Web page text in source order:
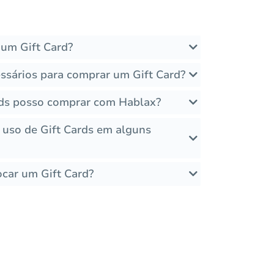
Gift Card?
para comprar um Gift Card?
posso comprar com Hablax?
de Gift Cards em alguns
um Gift Card?